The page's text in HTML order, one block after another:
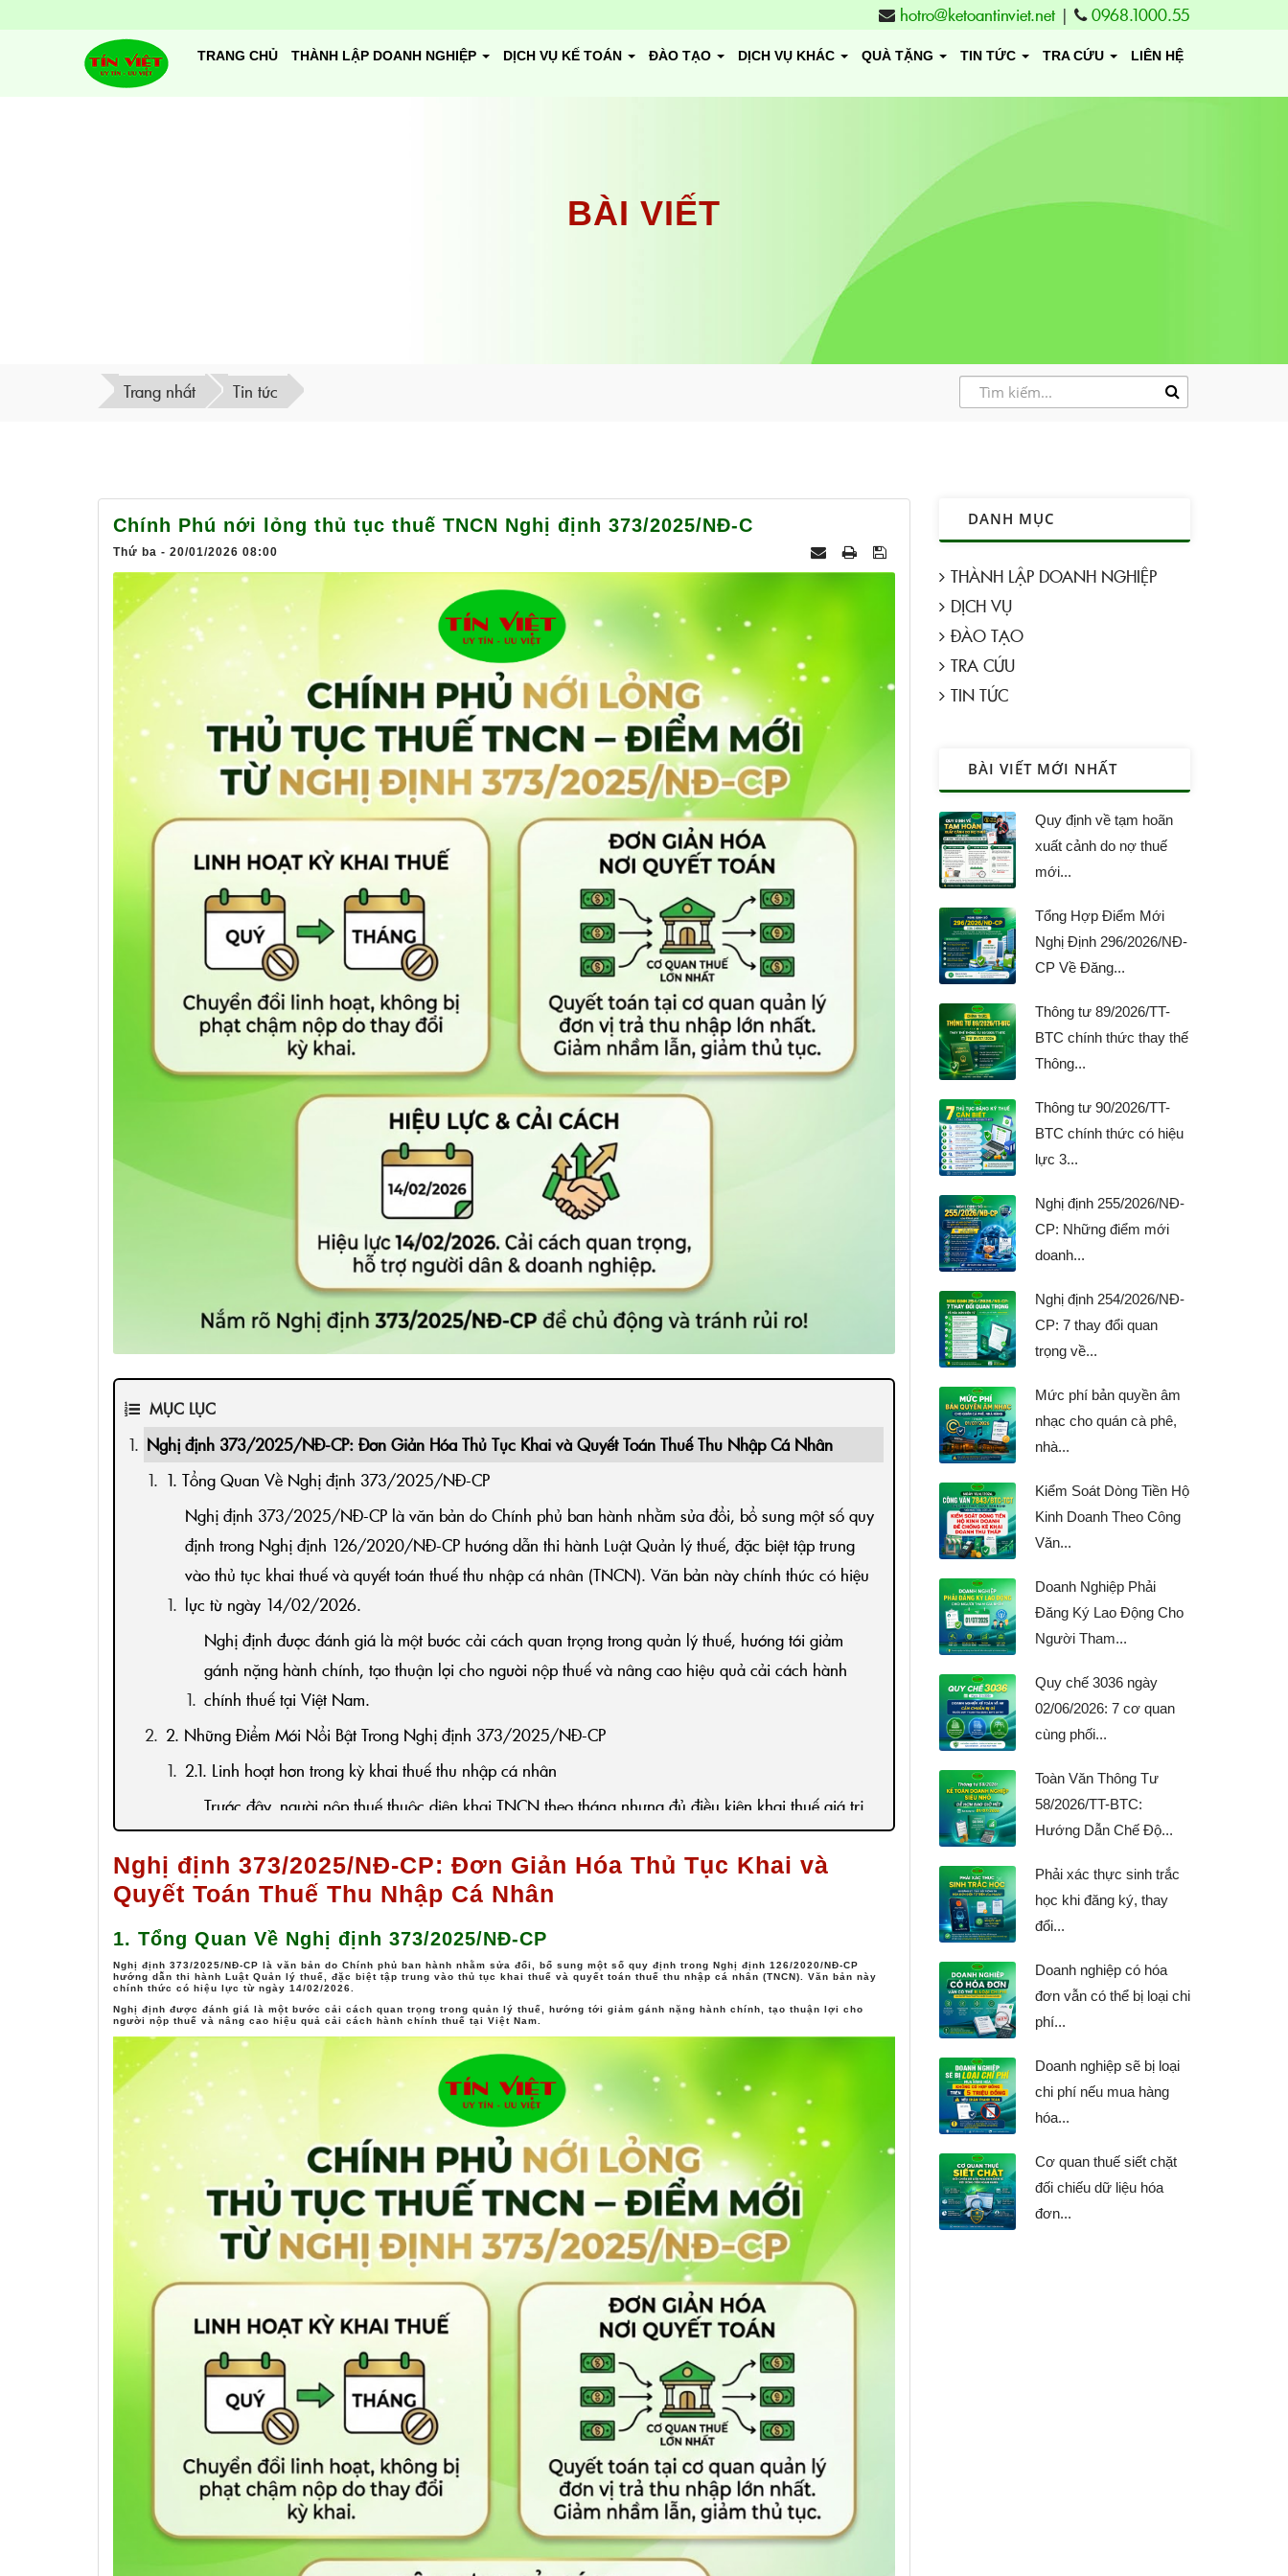
hotro@ketoantinviet.net | 0968.1000.55
TRANG CHỦ THÀNH LẬP DOANH NGHIỆP DỊCH VỤ KẾ TOÁN ĐÀO TẠO DỊCH VỤ KHÁC QUÀ TẶNG TIN TỨC TRA CỨU LIÊN HỆ
BÀI VIẾT
Trang nhất Tin tức
Chính Phú nới lỏng thủ tục thuế TNCN Nghị định 373/2025/NĐ-C
Thứ ba - 20/01/2026 08:00
MỤC LỤC
Nghị định 373/2025/NĐ-CP: Đơn Giản Hóa Thủ Tục Khai và Quyết Toán Thuế Thu Nhập Cá Nhân
1. Tổng Quan Về Nghị định 373/2025/NĐ-CP
Nghị định 373/2025/NĐ-CP là văn bản do Chính phủ ban hành nhằm sửa đổi, bổ sung một số quy
định trong Nghị định 126/2020/NĐ-CP hướng dẫn thi hành Luật Quản lý thuế, đặc biệt tập trung
vào thủ tục khai thuế và quyết toán thuế thu nhập cá nhân (TNCN). Văn bản này chính thức có hiệu
lực từ ngày 14/02/2026.
Nghị định được đánh giá là một bước cải cách quan trọng trong quản lý thuế, hướng tới giảm
gánh nặng hành chính, tạo thuận lợi cho người nộp thuế và nâng cao hiệu quả cải cách hành
chính thuế tại Việt Nam.
2. Những Điểm Mới Nổi Bật Trong Nghị định 373/2025/NĐ-CP
2.1. Linh hoạt hơn trong kỳ khai thuế thu nhập cá nhân
Trước đây, người nộp thuế thuộc diện khai TNCN theo tháng nhưng đủ điều kiện khai thuế giá trị
gia tăng (GTGT) theo quý chỉ được lựa chọn khai TNCN theo quý một lần tại quý đầu tiên của năm
và phải giữ nguyên trong cả năm.
Theo Nghị định 373/2025/NĐ-CP, nếu người nộp thuế không còn đáp ứng điều kiện khai thuế
theo quý trong năm, họ được phép chuyển sang khai theo tháng, bắt đầu từ tháng đầu của quý
tiếp theo. Đồng thời, họ phải nộp lại hồ sơ khai thuế theo tháng của các quý trước và tính tiền
chậm nộp (nếu có).
Một điểm mới đáng chú ý là Người nộp thuế sẽ không bị xử phạt hành chính về việc chậm nộp hồ
sơ khai thuế đối với những kỳ khai phải nộp lại do thay đổi kỳ tính thuế.
2.2. Quy định mới về nơi nộp hồ sơ quyết toán thuế TNCN
Một trong những nội dung đáng chú ý khác tại Nghị định 373/2025/NĐ-CP là đơn giản hóa quy
định về nơi cơ quan thuế tiếp nhận hồ sơ quyết toán TNCN đối với cá nhân có thu nhập từ nhiều
nguồn.
Cụ thể:
Cá nhân cư trú có thu nhập tiền lương, tiền công từ hai nguồn trở lên sẽ nộp hồ sơ quyết toán tại
cơ quan thuế quản lý trực tiếp tổ chức trả thu nhập lớn nhất trong năm.
Nếu mức thu nhập lớn nhất từ nhiều nơi bằng nhau, cá nhân được lựa chọn nơi nộp hồ sơ quyết
toán trong số các cơ quan thuế quản lý các tổ chức trả thu nhập đó.
Trong trường hợp cá nhân nộp hồ sơ tại cơ quan thuế khác nơi quy định, cơ quan thuế đã tiếp
nhận hồ sơ sẽ hỗ trợ chuyển hồ sơ về nơi quản lý đúng theo dữ liệu quản lý thuế, giúp người nộp
thuế tiết kiệm thời gian và chi phí.
3. Lợi Ích Khi Áp Dụng Nghị định 373/2025/NĐ-CP
3.1. Giảm gánh nặng thủ tục cho người nộp thuế
Việc linh hoạt chuyển từ khai theo quý sang khai theo tháng, cùng với quy định miễn phạt chậm nộp
Nghị định 373/2025/NĐ-CP: Đơn Giản Hóa Thủ Tục Khai và
Quyết Toán Thuế Thu Nhập Cá Nhân
1. Tổng Quan Về Nghị định 373/2025/NĐ-CP
Nghị định 373/2025/NĐ-CP là văn bản do Chính phủ ban hành nhằm sửa đổi, bổ sung một số quy định trong Nghị định 126/2020/NĐ-CP
hướng dẫn thi hành Luật Quản lý thuế , đặc biệt tập trung vào thủ tục khai thuế và quyết toán thuế thu nhập cá nhân (TNCN) . Văn bản này
chính thức có hiệu lực từ ngày 14/02/2026
Nghị định được đánh giá là một bước cải cách quan trọng trong quản lý thuế, hướng tới giảm gánh nặng hành chính, tạo thuận lợi cho
người nộp thuế và nâng cao hiệu quả cải cách hành chính thuế tại Việt Nam.
DANH MỤC
THÀNH LẬP DOANH NGHIỆP
DỊCH VỤ
ĐÀO TẠO
TRA CỨU
TIN TỨC
BÀI VIẾT MỚI NHẤT
Quy định về tạm hoãn
xuất cảnh do nợ thuế
mới...
Tổng Hợp Điểm Mới
Nghị Định 296/2026/NĐ-
CP Về Đăng...
Thông tư 89/2026/TT-
BTC chính thức thay thế
Thông...
Thông tư 90/2026/TT-
BTC chính thức có hiệu
lực 3...
Nghị định 255/2026/NĐ-
CP: Những điểm mới
doanh...
Nghị định 254/2026/NĐ-
CP: 7 thay đổi quan
trọng về...
Mức phí bản quyền âm
nhạc cho quán cà phê,
nhà...
Kiểm Soát Dòng Tiền Hộ
Kinh Doanh Theo Công
Văn...
Doanh Nghiệp Phải
Đăng Ký Lao Động Cho
Người Tham...
Quy chế 3036 ngày
02/06/2026: 7 cơ quan
cùng phối...
Toàn Văn Thông Tư
58/2026/TT-BTC:
Hướng Dẫn Chế Độ...
Phải xác thực sinh trắc
học khi đăng ký, thay
đổi...
Doanh nghiệp có hóa
đơn vẫn có thể bị loại chi
phí...
Doanh nghiệp sẽ bị loại
chi phí nếu mua hàng
hóa...
Cơ quan thuế siết chặt
đối chiếu dữ liệu hóa
đơn...